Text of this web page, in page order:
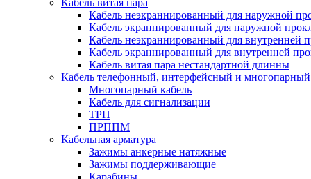
Кабель витая пара
Кабель неэкраннированный для наружной
Кабель экраннированный для наружной
Кабель неэкраннированный для внутренней
Кабель экраннированный для внутренней
Кабель витая пара нестандартной длинны
Кабель телефонный, интерфейсный и многопарный
Многопарный кабель
Кабель для сигнализации
ТРП
ПРППМ
Кабельная арматура
Зажимы анкерные натяжные
Зажимы поддерживающие
Карабины